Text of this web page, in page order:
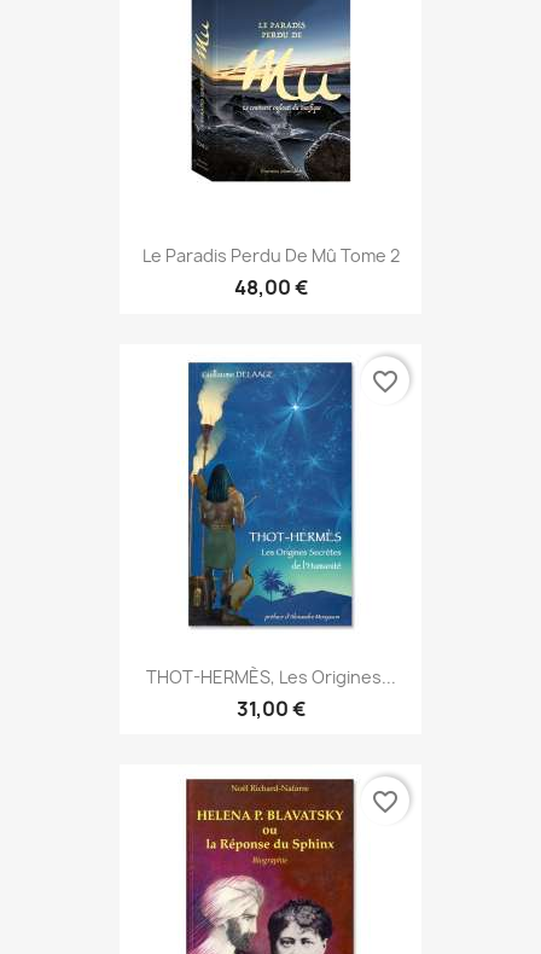
Le Paradis Perdu De Mû Tome 2
48,00 €
THOT-HERMÈS, Les Origines...
31,00 €
favorite_border
favorite_border